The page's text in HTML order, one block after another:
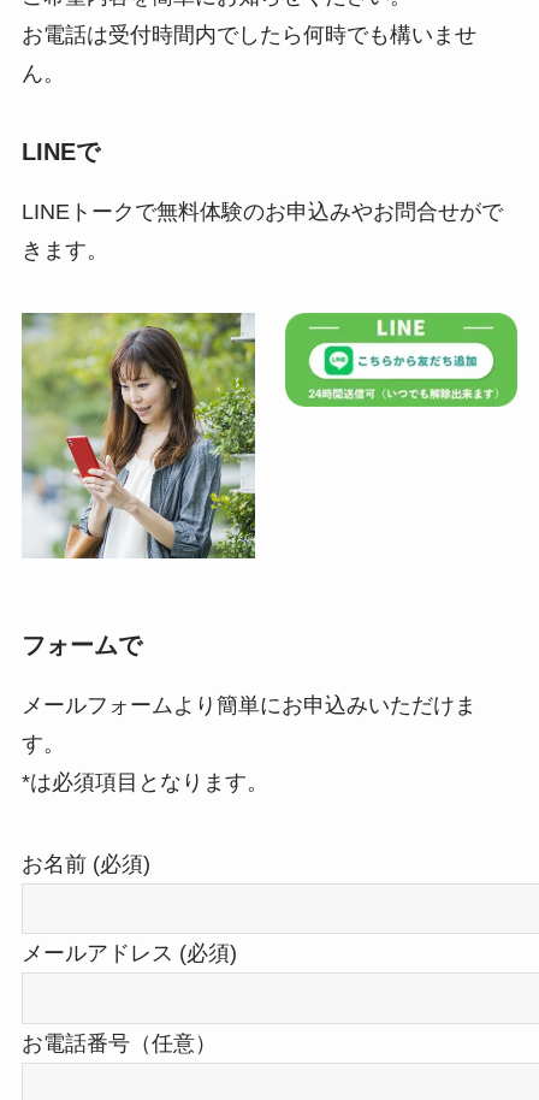
お電話は受付時間内でしたら何時でも構いませ
ん。
LINEで
LINEトークで無料体験のお申込みやお問合せがで
きます。
フォームで
メールフォームより簡単にお申込みいただけま
す。
*は必須項目となります。
お名前 (必須)
メールアドレス (必須)
お電話番号（任意）